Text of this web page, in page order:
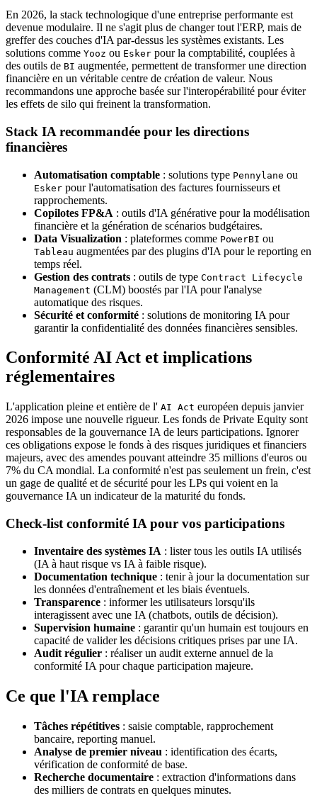
En 2026, la stack technologique d'une entreprise performante est
devenue modulaire. Il ne s'agit plus de changer tout l'ERP, mais de
greffer des couches d'IA par-dessus les systèmes existants. Les
solutions comme Yooz ou Esker pour la comptabilité, couplées à
des outils de BI augmentée, permettent de transformer une direction
financière en un véritable centre de création de valeur. Nous
recommandons une approche basée sur l'interopérabilité pour éviter
les effets de silo qui freinent la transformation.
Stack IA recommandée pour les directions
financières
Automatisation comptable : solutions type Pennylane ou
Esker pour l'automatisation des factures fournisseurs et
rapprochements.
Copilotes FP&A : outils d'IA générative pour la modélisation
financière et la génération de scénarios budgétaires.
Data Visualization : plateformes comme PowerBI ou
Tableau augmentées par des plugins d'IA pour le reporting en
temps réel.
Gestion des contrats : outils de type Contract Lifecycle
Management (CLM) boostés par l'IA pour l'analyse
automatique des risques.
Sécurité et conformité : solutions de monitoring IA pour
garantir la confidentialité des données financières sensibles.
Conformité AI Act et implications
réglementaires
L'application pleine et entière de l' AI Act européen depuis janvier
2026 impose une nouvelle rigueur. Les fonds de Private Equity sont
responsables de la gouvernance IA de leurs participations. Ignorer
ces obligations expose le fonds à des risques juridiques et financiers
majeurs, avec des amendes pouvant atteindre 35 millions d'euros ou
7% du CA mondial. La conformité n'est pas seulement un frein, c'est
un gage de qualité et de sécurité pour les LPs qui voient en la
gouvernance IA un indicateur de la maturité du fonds.
Check-list conformité IA pour vos participations
Inventaire des systèmes IA : lister tous les outils IA utilisés
(IA à haut risque vs IA à faible risque).
Documentation technique : tenir à jour la documentation sur
les données d'entraînement et les biais éventuels.
Transparence : informer les utilisateurs lorsqu'ils
interagissent avec une IA (chatbots, outils de décision).
Supervision humaine : garantir qu'un humain est toujours en
capacité de valider les décisions critiques prises par une IA.
Audit régulier : réaliser un audit externe annuel de la
conformité IA pour chaque participation majeure.
Ce que l'IA remplace
Tâches répétitives : saisie comptable, rapprochement
bancaire, reporting manuel.
Analyse de premier niveau : identification des écarts,
vérification de conformité de base.
Recherche documentaire : extraction d'informations dans
des milliers de contrats en quelques minutes.